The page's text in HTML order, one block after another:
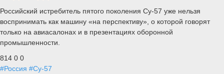
Российский истребитель пятого поколения Су-57 уже нельзя
воспринимать как машину «на перспективу», о которой говорят
только на авиасалонах и в презентациях оборонной
промышленности.
814 0 0
#Россия #Су-57